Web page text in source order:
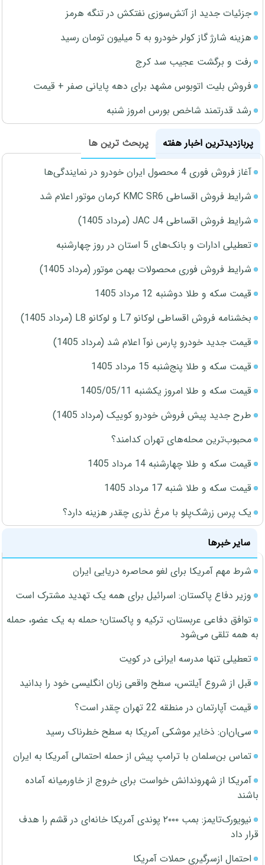
جزئیات جدید از آتش‌سوزی نفتکش در تنگه هرمز
هزینه شارژ گاز کولر خودرو به 5 میلیون تومان رسید
رفت و برگشت عجیب سد کرج
فروش بلیت اتوبوس مشهد برای دهه پایانی صفر + قیمت
رشد قدرتمند شاخص بورس امروز شنبه
پربازدیدترین اخبار هفته
پربحث ترین ها
آغاز فروش فوری 4 محصول ایران خودرو در نمایندگی‌ها
شرایط فروش اقساطی KMC SR6 کرمان موتور اعلام شد
شرایط فروش اقساطی JAC J4 (مرداد 1405)
تعطیلی ادارات و بانک‌های 5 استان در روز چهارشنبه
شرایط فروش فوری محصولات بهمن موتور (مرداد 1405)
قیمت سکه و طلا دوشنبه 12 مرداد 1405
بخشنامه فروش اقساطی لوکانو L7 و لوکانو L8 (مرداد 1405)
قیمت جدید خودرو پارس نوآ اعلام شد (مرداد 1405)
قیمت سکه و طلا پنج‌شنبه 15 مرداد 1405
قیمت سکه و طلا امروز یکشنبه 1405/05/11
طرح جدید پیش فروش خودرو کوییک (مرداد 1405)
محبوب‌ترین محله‌های تهران کدامند؟
قیمت سکه و طلا چهارشنبه 14 مرداد 1405
قیمت سکه و طلا شنبه 17 مرداد 1405
یک پرس زرشک‌پلو با مرغ نذری چقدر هزینه دارد؟
سایر خبرها
شرط مهم آمریکا برای لغو محاصره دریایی ایران
وزیر دفاع پاکستان: اسرائیل برای همه یک تهدید مشترک است
توافق دفاعی عربستان، ترکیه و پاکستان؛ حمله به یک عضو، حمله
به همه تلقی می‌شود
تعطیلی تنها مدرسه ایرانی در کویت
قبل از شروع آیلتس، سطح واقعی زبان انگلیسی خود را بدانید
قیمت آپارتمان در منطقه 22 تهران چقدر است؟
سی‌ان‌ان: ذخایر موشکی آمریکا به سطح خطرناک رسید
تماس بن‌سلمان با ترامپ پیش از حمله احتمالی آمریکا به ایران
آمریکا از شهروندانش خواست برای خروج از خاورمیانه آماده
باشند
نیویورک‌تایمز: بمب ۲۰۰۰ پوندی آمریکا خانه‌ای در قشم را هدف
قرار داد
احتمال ازسرگیری حملات آمریکا